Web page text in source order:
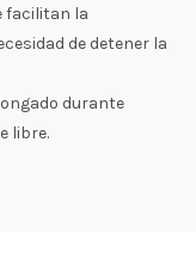
facilitan la
de detener la
durante
libre.